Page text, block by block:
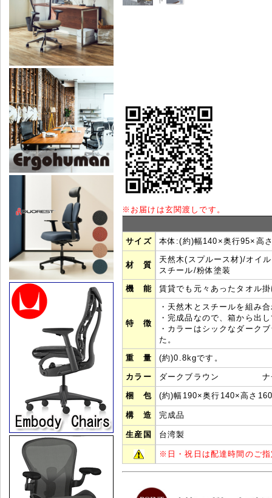
※ お届けは玄関渡しです。
サイズ 本体:(約)幅140×奥行95×
材 質
天然木(スプルース材)/オイ
スチール/粉体塗装
機 能
賃貸でも元々あったタオル
特 徴
・天然木とスチールを組み
・完成品なので、箱から出
・カラーはシックなダーク
た。
重 量
(約)0.8kgです。
カラー ダークブラウン ナチ
梱 包 (約)幅190×奥行140×高さ
構 造 完成品
生産国 台湾製
※ 日・祝日は配達時間のご